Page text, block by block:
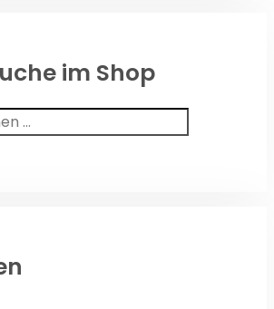
im Shop